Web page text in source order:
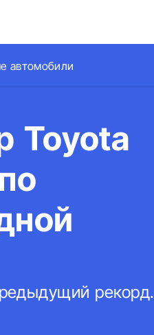
автомобили
Toyota
рекорд.